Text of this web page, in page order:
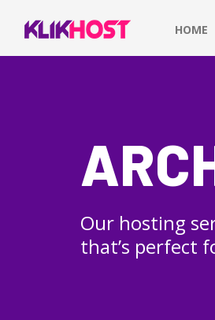
HOME
Our hosting
that’s perfect